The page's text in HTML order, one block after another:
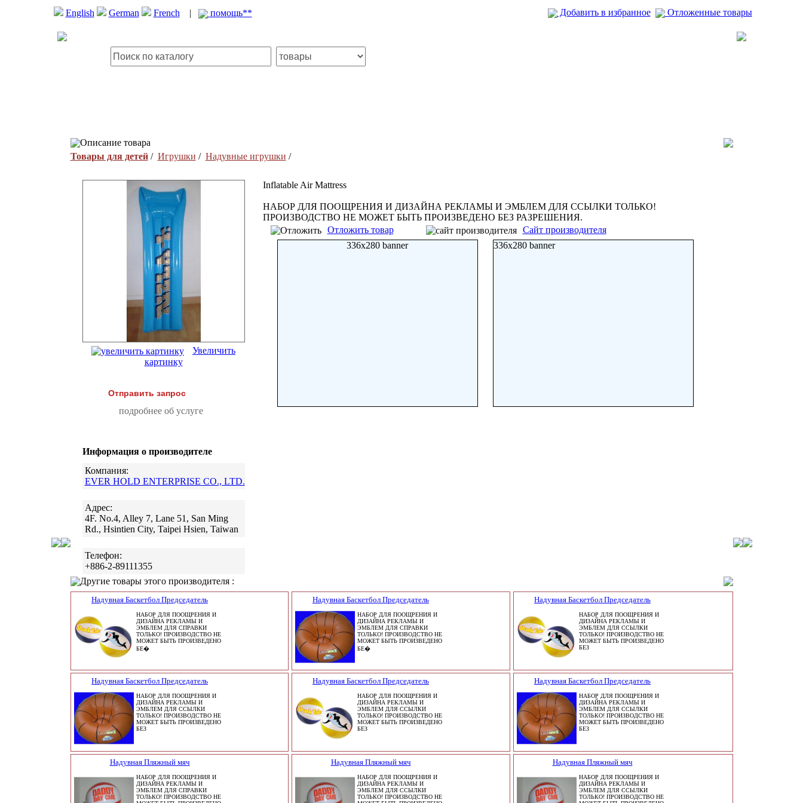
English German French | помощь** Добавить в избранное Отложенные товары
Описание товара
Товары для детей/ Игрушки / Надувные игрушки /
Увеличить
картинку
Отправить запрос
подробнее об услуге
Информация о производителе
Компания:
EVER HOLD ENTERPRISE CO., LTD.
Адрес:
4F. No.4, Alley 7, Lane 51, San Ming
Rd., Hsintien City, Taipei Hsien, Taiwan
Телефон:
+886-2-89111355
Inflatable Air Mattress
НАБОР ДЛЯ ПООЩРЕНИЯ И ДИЗАЙНА РЕКЛАМЫ И ЭМБЛЕМ ДЛЯ ССЫЛКИ ТОЛЬКО!
ПРОИЗВОДСТВО НЕ МОЖЕТ БЫТЬ ПРОИЗВЕДЕНО БЕЗ РАЗРЕШЕНИЯ.
Отложить товар
Сайт производителя
336x280 banner
336x280 banner
Другие товары этого производителя :
Надувная Баскетбол Председатель
НАБОР ДЛЯ ПООЩРЕНИЯ И
ДИЗАЙНА РЕКЛАМЫ И
ЭМБЛЕМ ДЛЯ СПРАВКИ
ТОЛЬКО! ПРОИЗВОДСТВО НЕ
МОЖЕТ БЫТЬ ПРОИЗВЕДЕНО
БЕ�
Надувная Баскетбол Председатель
НАБОР ДЛЯ ПООЩРЕНИЯ И
ДИЗАЙНА РЕКЛАМЫ И
ЭМБЛЕМ ДЛЯ СПРАВКИ
ТОЛЬКО! ПРОИЗВОДСТВО НЕ
МОЖЕТ БЫТЬ ПРОИЗВЕДЕНО
БЕ�
Надувная Баскетбол Председатель
НАБОР ДЛЯ ПООЩРЕНИЯ И
ДИЗАЙНА РЕКЛАМЫ И
ЭМБЛЕМ ДЛЯ ССЫЛКИ
ТОЛЬКО! ПРОИЗВОДСТВО НЕ
МОЖЕТ БЫТЬ ПРОИЗВЕДЕНО
БЕЗ
Надувная Баскетбол Председатель
НАБОР ДЛЯ ПООЩРЕНИЯ И
ДИЗАЙНА РЕКЛАМЫ И
ЭМБЛЕМ ДЛЯ ССЫЛКИ
ТОЛЬКО! ПРОИЗВОДСТВО НЕ
МОЖЕТ БЫТЬ ПРОИЗВЕДЕНО
БЕЗ
Надувная Баскетбол Председатель
НАБОР ДЛЯ ПООЩРЕНИЯ И
ДИЗАЙНА РЕКЛАМЫ И
ЭМБЛЕМ ДЛЯ ССЫЛКИ
ТОЛЬКО! ПРОИЗВОДСТВО НЕ
МОЖЕТ БЫТЬ ПРОИЗВЕДЕНО
БЕЗ
Надувная Баскетбол Председатель
НАБОР ДЛЯ ПООЩРЕНИЯ И
ДИЗАЙНА РЕКЛАМЫ И
ЭМБЛЕМ ДЛЯ ССЫЛКИ
ТОЛЬКО! ПРОИЗВОДСТВО НЕ
МОЖЕТ БЫТЬ ПРОИЗВЕДЕНО
БЕЗ
Надувная Пляжный мяч
НАБОР ДЛЯ ПООЩРЕНИЯ И
ДИЗАЙНА РЕКЛАМЫ И
ЭМБЛЕМ ДЛЯ СПРАВКИ
ТОЛЬКО! ПРОИЗВОДСТВО НЕ
Надувная Пляжный мяч
НАБОР ДЛЯ ПООЩРЕНИЯ И
ДИЗАЙНА РЕКЛАМЫ И
ЭМБЛЕМ ДЛЯ ССЫЛКИ
ТОЛЬКО! ПРОИЗВОДСТВО НЕ
Надувная Пляжный мяч
НАБОР ДЛЯ ПООЩРЕНИЯ И
ДИЗАЙНА РЕКЛАМЫ И
ЭМБЛЕМ ДЛЯ ССЫЛКИ
ТОЛЬКО! ПРОИЗВОДСТВО НЕ